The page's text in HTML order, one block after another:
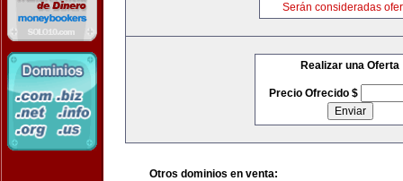
Serán consideradas
Realizar una Oferta
Precio Ofrecido $
Otros dominios en venta: